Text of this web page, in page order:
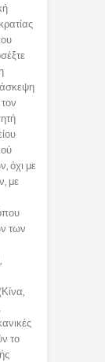
όχι με
με
των
το